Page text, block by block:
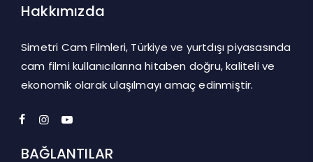
Hakkımızda
Simetri Cam Filmleri, Türkiye ve yurtdışı piyasasında
cam filmi kullanıcılarına hitaben doğru, kaliteli ve
ekonomik olarak ulaşılmayı amaç edinmiştir.
BAĞLANTILAR